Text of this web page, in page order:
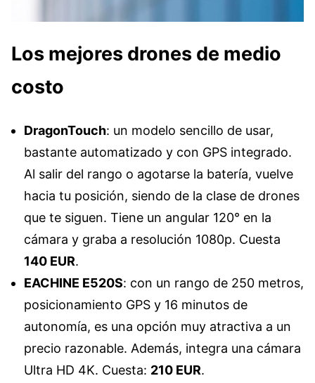
Los mejores drones de medio
costo
DragonTouch: un modelo sencillo de usar,
bastante automatizado y con GPS integrado.
Al salir del rango o agotarse la batería, vuelve
hacia tu posición, siendo de la clase de drones
que te siguen. Tiene un angular 120° en la
cámara y graba a resolución 1080p. Cuesta
140 EUR.
EACHINE E520S: con un rango de 250 metros,
posicionamiento GPS y 16 minutos de
autonomía, es una opción muy atractiva a un
precio razonable. Además, integra una cámara
Ultra HD 4K. Cuesta: 210 EUR.